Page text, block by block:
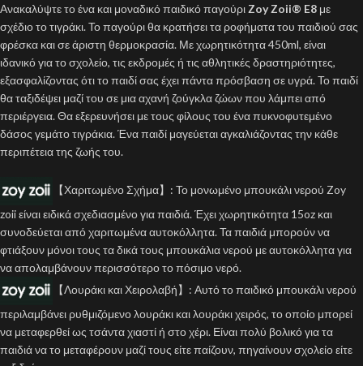
Ανακαλύψτε το ένα και μοναδικό παιδικό παγούρι Zoy Zoii® E8 με
σχέδιο το τιγράκι. Το παγούρι θα κρατήσει τα ροφήματα του παιδιού σας
φρέσκα και σε άριστη θερμοκρασία. Με χωρητικότητα 450ml, είναι
ιδανικό για το σχολείο, τις εκδρομές ή τις αθλητικές δραστηριότητες,
εξασφαλίζοντας ότι το παιδί σας έχει πάντα πρόσβαση σε υγρά. Το παιδί
θα ταξιδέψει μαζί του σε μια αχανή ζούγκλα ζώων που λάμπει από
περιέργεια. Θα εξερευνήσει με τους φίλους του ένα πυκνοφυτεμένο
δάσος γεμάτο τιγράκια. Ένα παιδί μαγεύεται αγκαλιάζοντας την κάθε
περιπέτεια της ζωής του.
【Χαριτωμένο Σχήμα】: Το μονωμένο μπουκάλι νερού Zoy
zoii είναι ειδικά σχεδιασμένο για παιδιά. Έχει χωρητικότητα 15oz και
συνοδεύεται από χαριτωμένα αυτοκόλλητα. Τα παιδιά μπορούν να
φτιάξουν μόνοι τους τα δικά τους μπουκάλια νερού με αυτοκόλλητα για
να απολαμβάνουν περισσότερο το πόσιμο νερό.
【Λουράκι και Χειρολαβή】: Αυτό το παιδικό μπουκάλι νερού
περιλαμβάνει ρυθμιζόμενο λουράκι και λουράκι χειρός, το οποίο μπορεί
να μεταφερθεί ως τσάντα χιαστί ή στο χέρι. Είναι πολύ βολικό για τα
παιδιά να το μεταφέρουν μαζί τους είτε παίζουν, πηγαίνουν σχολείο είτε